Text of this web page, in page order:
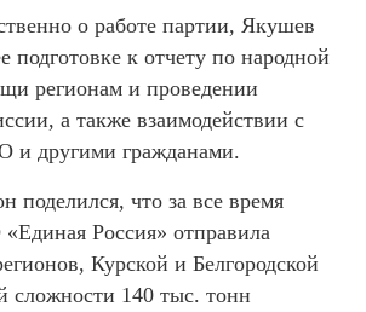
о работе партии, Якушев
подготовке к отчету по народной
регионам и проведении
а также взаимодействии с
и другими гражданами.
поделился, что за все время
Россия» отправила
Курской и Белгородской
сложности 140 тыс. тонн